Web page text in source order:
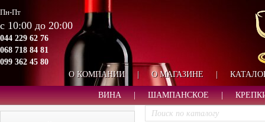
Пн-Пт
с 10:00 до 20:00
044 229 62 76
068 718 84 81
099 362 45 80
О КОМПАНИИ
| О МАГАЗИНЕ |
ВИНА ШАМПАНСКОЕ